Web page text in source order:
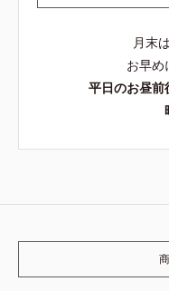
月末
お早め
平日のお昼前